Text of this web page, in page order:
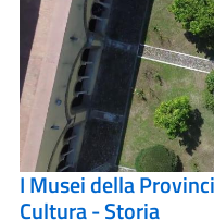
I Musei della
Cultura - Storia